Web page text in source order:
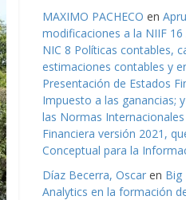
MAXIMO PACHECO en
modificaciones a la NIIF
NIC 8 Políticas contables,
estimaciones contables y
Presentación de Estados
Impuesto a las ganancias;
las Normas
Financiera versión 2021,
Conceptual para la
Díaz Becerra, Oscar en Big
Analytics en la formación